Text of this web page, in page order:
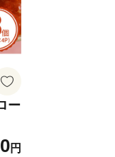
ー
円